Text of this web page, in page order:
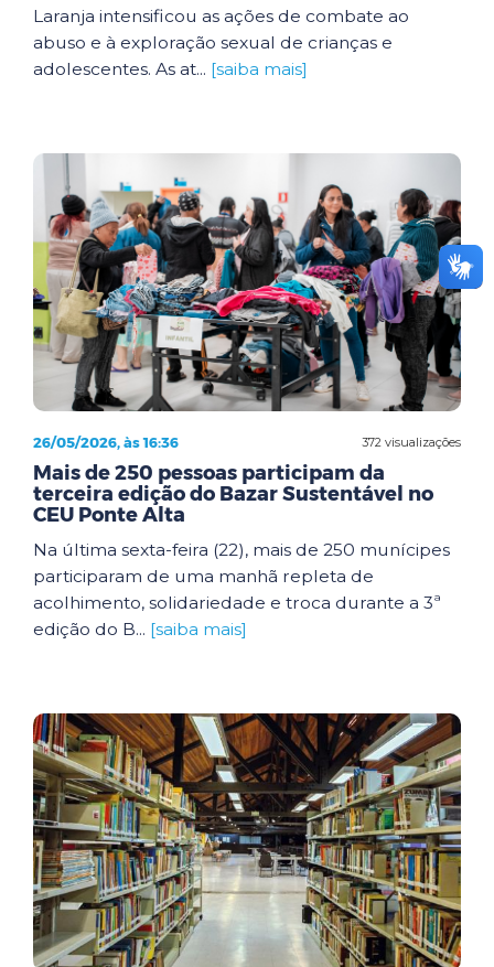
Laranja intensificou as ações de combate ao
abuso e à exploração sexual de crianças e
adolescentes. As at... [saiba mais]
372 visualizações
26/05/2026, às 16:36
Mais de 250 pessoas participam da
terceira edição do Bazar Sustentável no
CEU Ponte Alta
Na última sexta-feira (22), mais de 250 munícipes
participaram de uma manhã repleta de
acolhimento, solidariedade e troca durante a 3ª
edição do B... [saiba mais]